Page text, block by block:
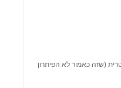
(שזה כאמור לא הפיתרון